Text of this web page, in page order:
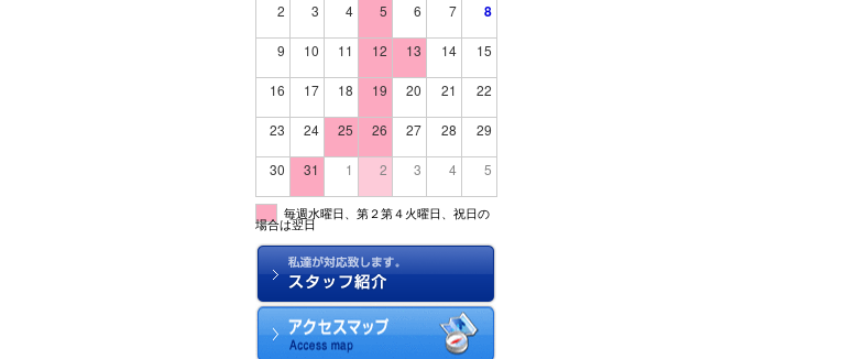
2 3 4 5 6 7 8
9 10 11 12 13 14 15
16 17 18 19 20 21 22
23 24 25 26 27 28 29
30 31 1 2 3 4 5
毎週水曜日、第２第４火曜日、祝日の
場合は翌日